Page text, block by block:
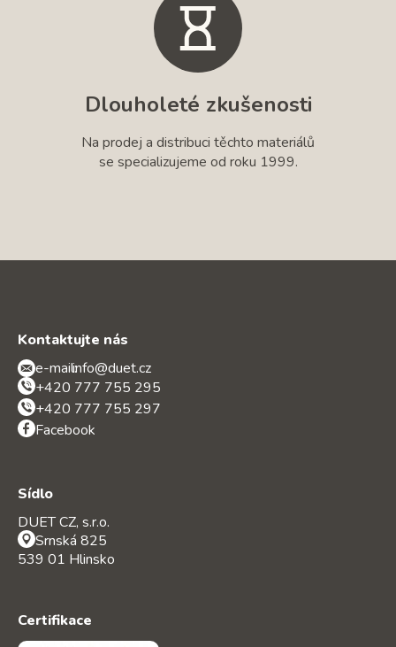
Dlouholeté zkušenosti
Na prodej a distribuci těchto materiálů
se specializujeme od roku 1999.
Kontaktujte nás
e-mail:info@duet.cz
+420 777 755 295
+420 777 755 297
Facebook
Sídlo
DUET CZ, s.r.o.
Srnská 825
539 01 Hlinsko
Certifikace